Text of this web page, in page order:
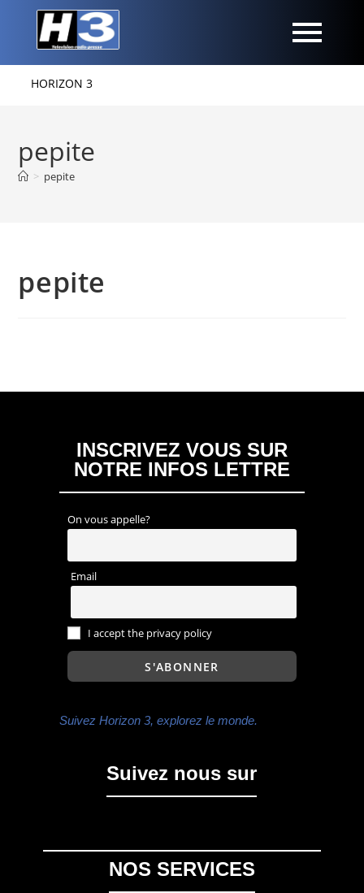
HORIZON 3
pepite
> pepite
pepite
INSCRIVEZ VOUS SUR
NOTRE INFOS LETTRE
On vous appelle?
Email
I accept the privacy policy
Suivez Horizon 3, explorez le monde.
Suivez nous sur
NOS SERVICES